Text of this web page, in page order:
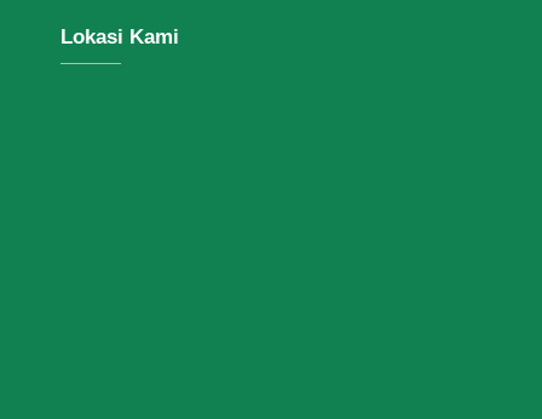
Lokasi Kami